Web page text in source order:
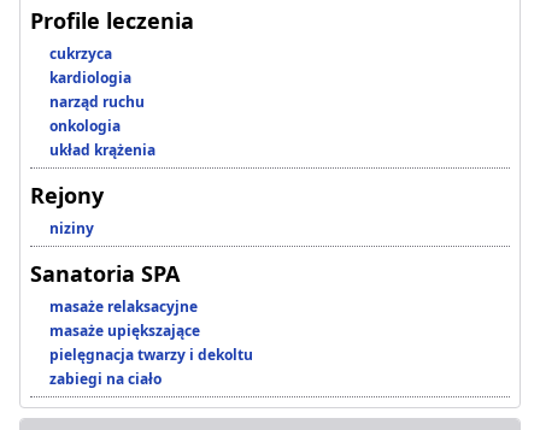
Profile leczenia
cukrzyca
kardiologia
narząd ruchu
onkologia
układ krążenia
Rejony
niziny
Sanatoria SPA
masaże relaksacyjne
masaże upiększające
pielęgnacja twarzy i dekoltu
zabiegi na ciało